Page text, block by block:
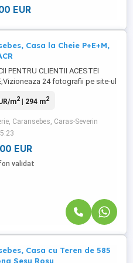
tehnice ale ...
EUR
Casa la Cheie P+E+M,
PENTRU CLIENTII ACESTEI
24 fotografii pe site-ul
Ioan Sirbu. Biroul
o proprietate construita in anul
beton amprentat si BCA in
Zona Caransebesul Nou. ...
m2| 294 m2
Caransebes, Caras-Severin
EUR
validat
Casa cu Teren de 585
Sesu Rosu